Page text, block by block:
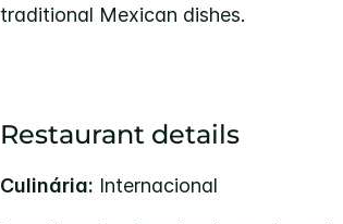
traditional Mexican dishes.
Restaurant details
Culinária: Internacional